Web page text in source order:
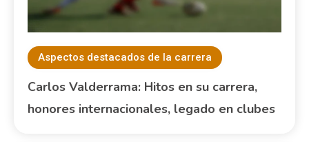
Aspectos destacados de la carrera
Carlos Valderrama: Hitos en su carrera,
honores internacionales, legado en clubes